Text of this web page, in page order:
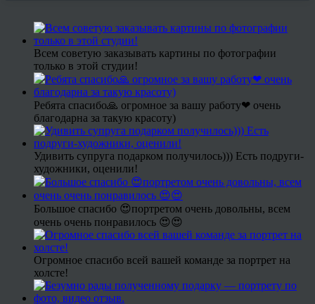
Всем советую заказывать картины по фотографии
только в этой студии!
Ребята спасибо🙏 огромное за вашу работу❤ очень
благодарна за такую красоту)
Удивить супруга подарком получилось))) Есть подруги-
художники, оценили!
Большое спасибо 😍портретом очень довольны, всем
очень очень понравилось 😍😍
Огромное спасибо всей вашей команде за портрет на
холсте!